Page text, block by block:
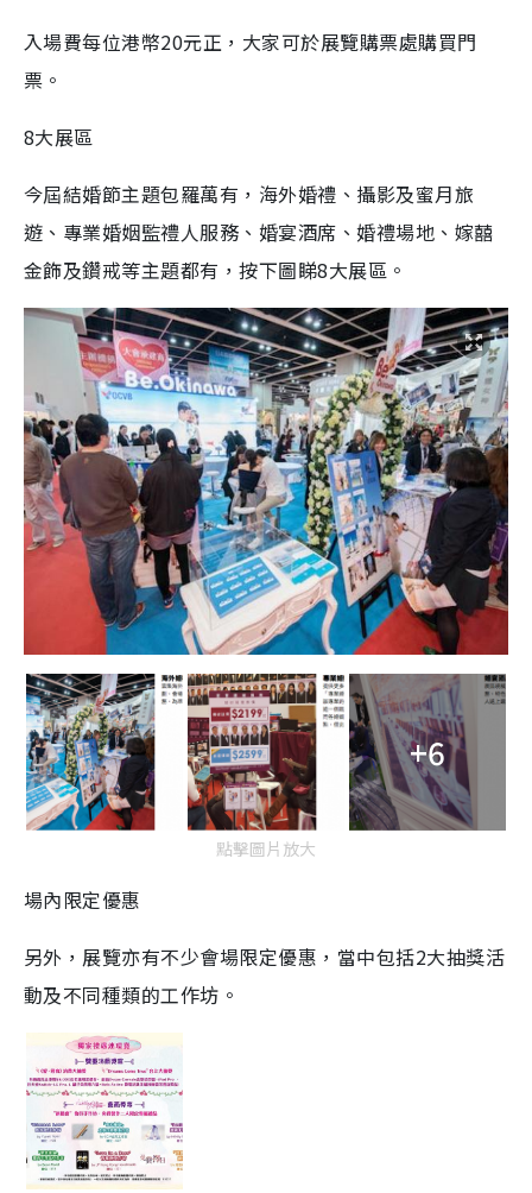
入場費每位港幣20元正，大家可於展覽購票處購買門
票。
8大展區
今屆結婚節主題包羅萬有，海外婚禮、攝影及蜜月旅
遊、專業婚姻監禮人服務、婚宴酒席、婚禮場地、嫁囍
金飾及鑽戒等主題都有，按下圖睇8大展區。
+6
點擊圖片放大
場內限定優惠
另外，展覽亦有不少會場限定優惠，當中包括2大抽獎活
動及不同種類的工作坊。